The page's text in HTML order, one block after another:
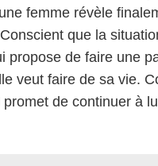
femme révèle
que la
propose de faire une
veut faire de sa vie.
de continuer à